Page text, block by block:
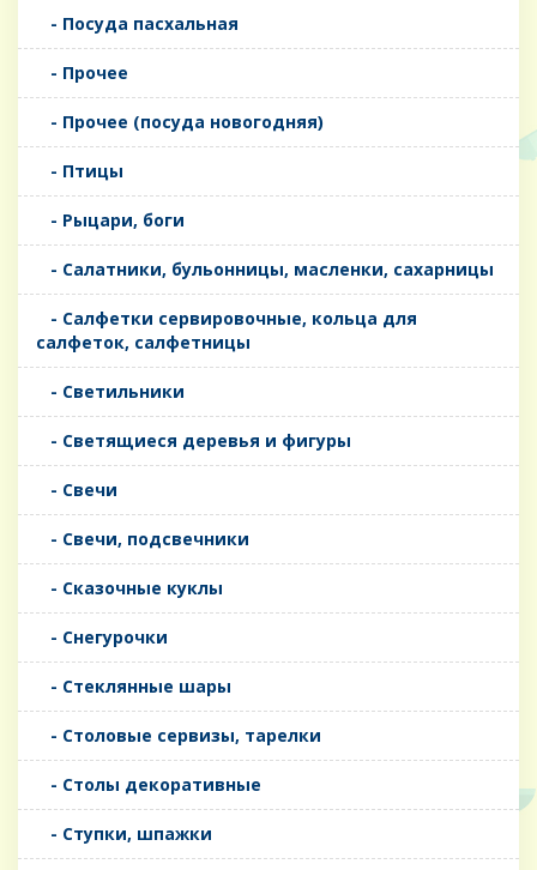
- Посуда пасхальная
- Прочее
- Прочее (посуда новогодняя)
- Птицы
- Рыцари, боги
- Салатники, бульонницы, масленки, сахарницы
- Салфетки сервировочные, кольца для
салфеток, салфетницы
- Светильники
- Светящиеся деревья и фигуры
- Свечи
- Свечи, подсвечники
- Сказочные куклы
- Снегурочки
- Стеклянные шары
- Столовые сервизы, тарелки
- Столы декоративные
- Ступки, шпажки